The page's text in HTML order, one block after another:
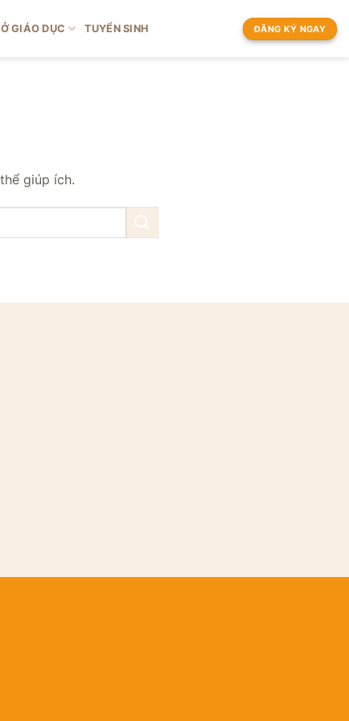
GIÁO DỤC TUYỂN SINH ĐĂNG KÝ NGAY
giúp ích.